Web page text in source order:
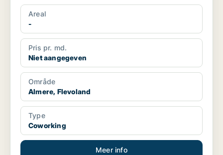
Areal
-
Pris pr. md.
Niet aangegeven
Område
Almere, Flevoland
Type
Coworking
Meer info